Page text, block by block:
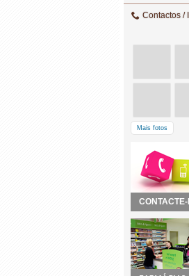
Contactos /
Mais fotos